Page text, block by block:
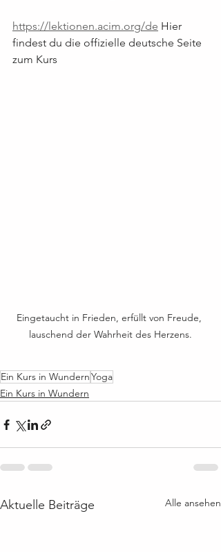
https://lektionen.acim.org/de Hier
findest du die offizielle deutsche Seite
zum Kurs
Eingetaucht in Frieden, erfüllt von Freude,
lauschend der Wahrheit des Herzens.
Ein Kurs in WundernYoga
Ein Kurs in Wundern
Aktuelle Beiträge Alle ansehen